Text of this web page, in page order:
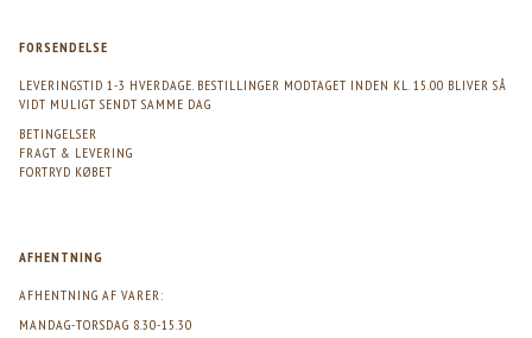
FORSENDELSE
LEVERINGSTID 1-3 HVERDAGE. BESTILLINGER MODTAGET INDEN KL. 15.00 BLIVER SÅ
VIDT MULIGT SENDT SAMME DAG
BETINGELSER
FRAGT & LEVERING
FORTRYD KØBET
AFHENTNING
AFHENTNING AF VARER:
MANDAG-TORSDAG 8.30-15.30